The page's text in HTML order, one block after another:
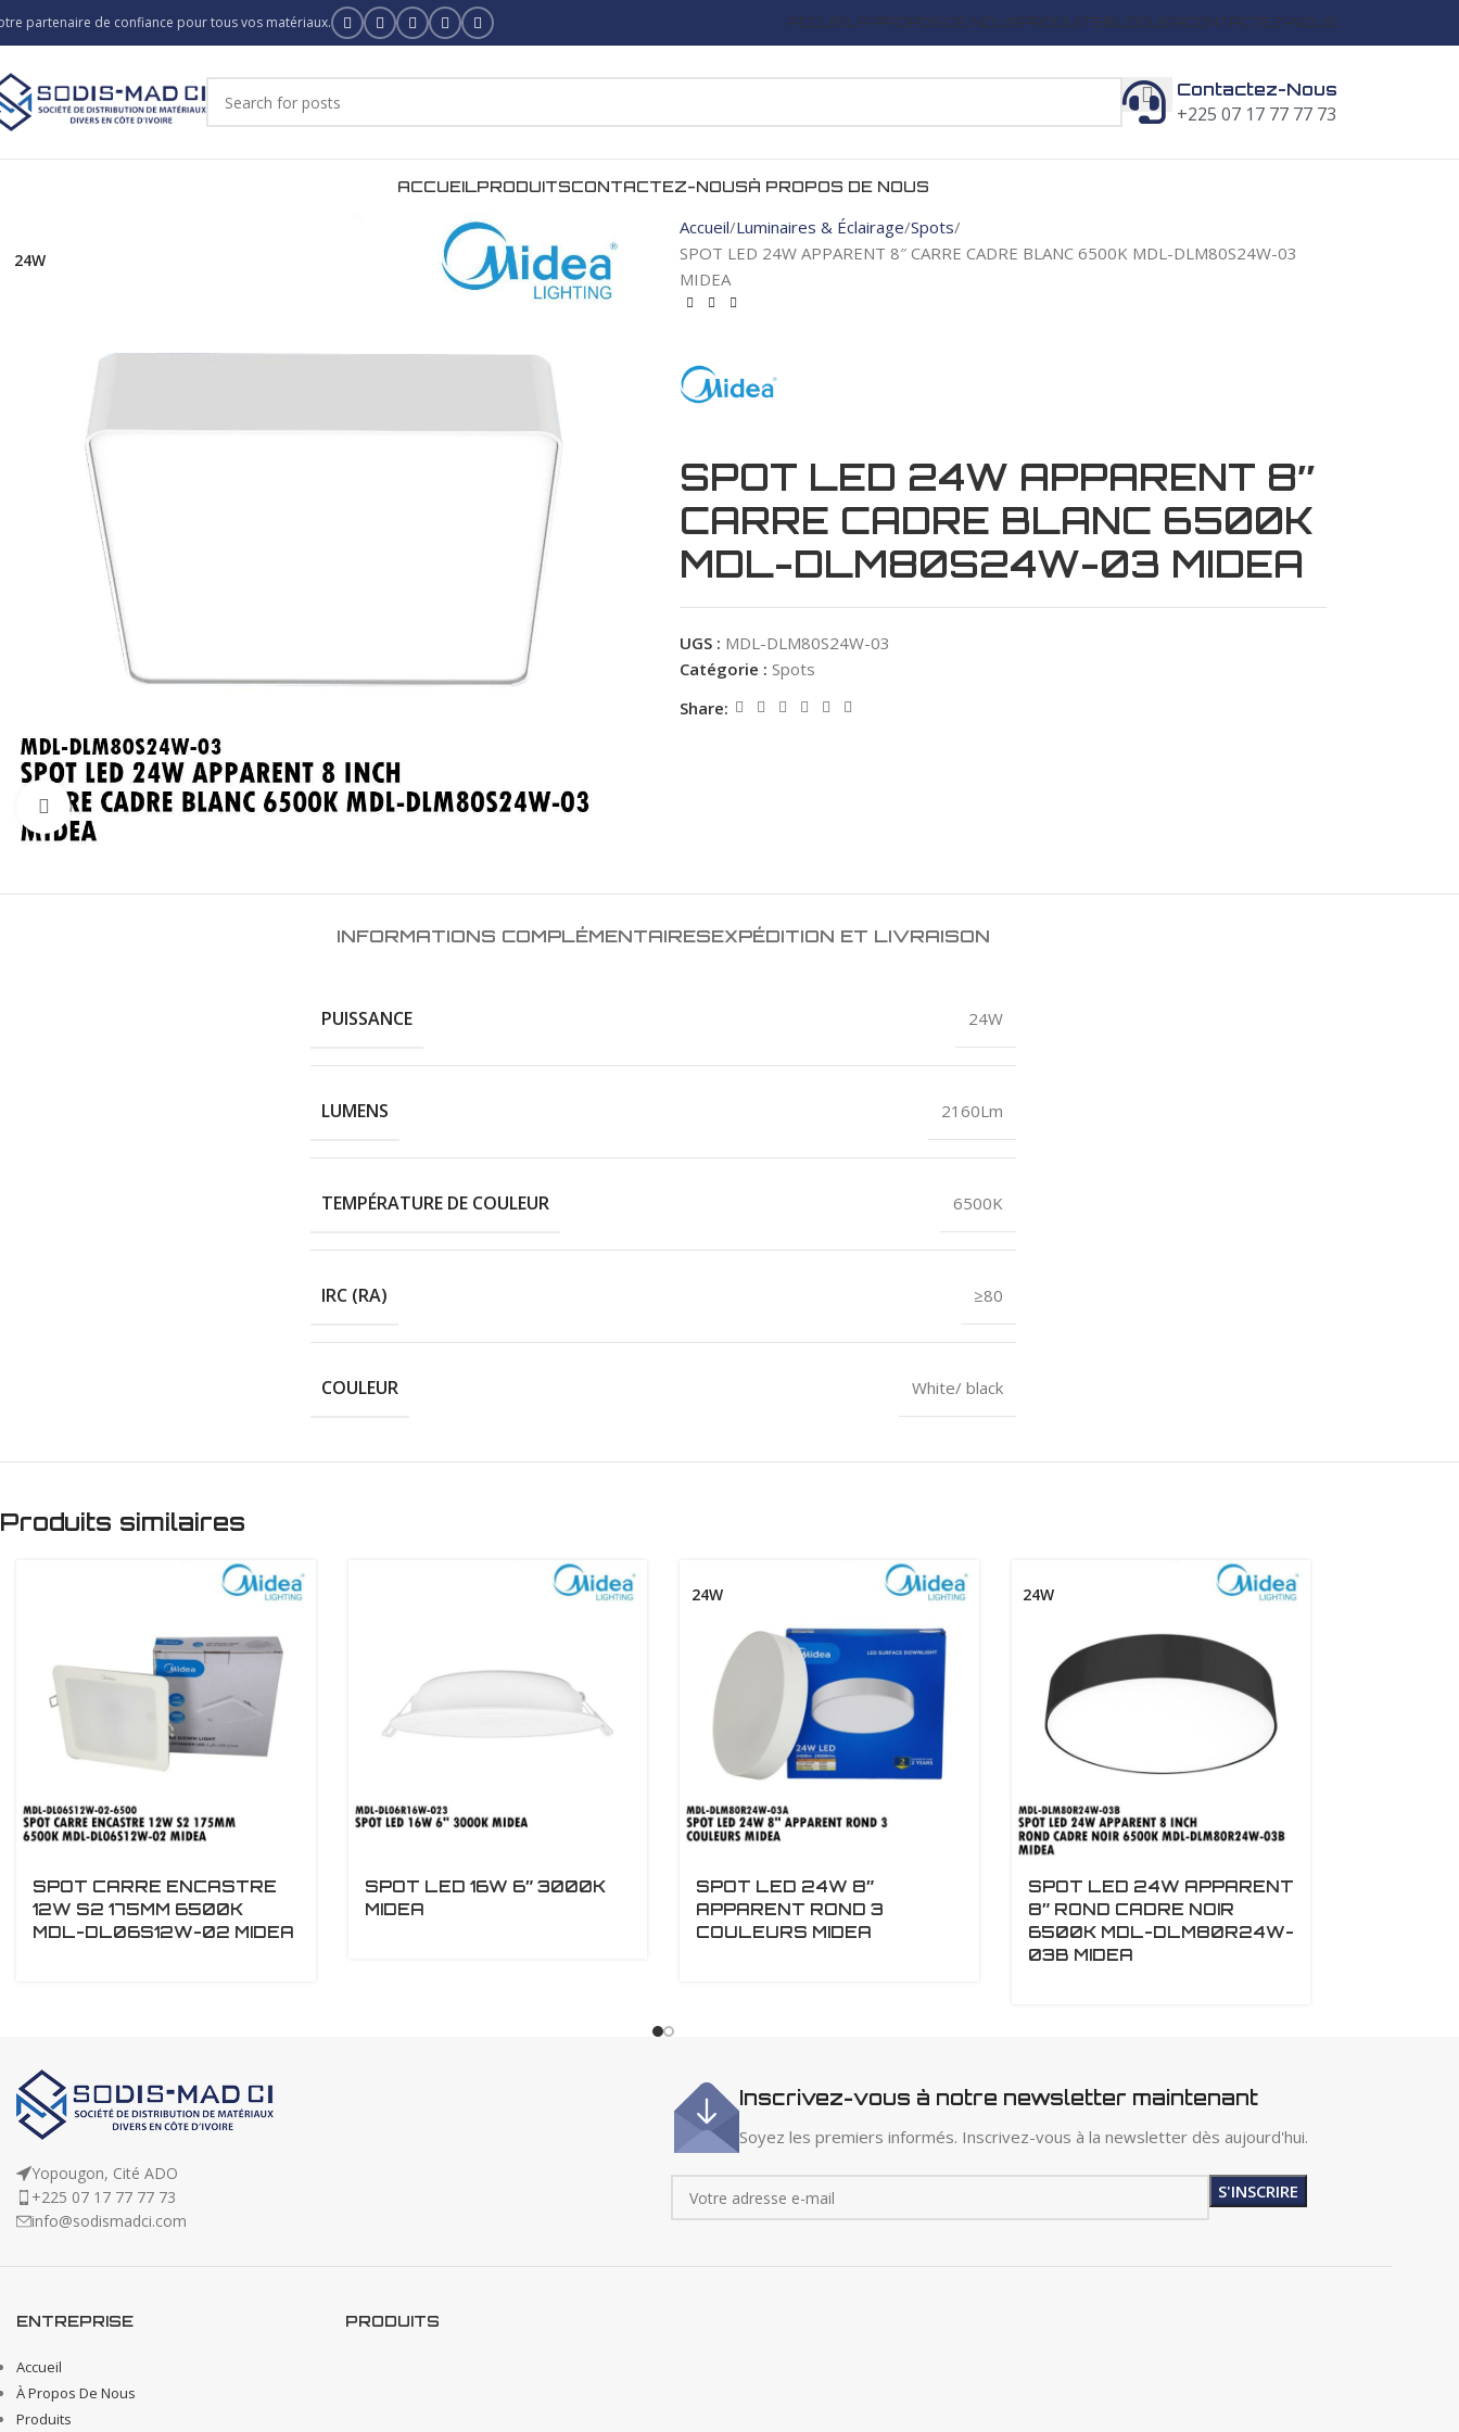
partenaire de confiance pour tous vos matériaux. ACCUEILÀ PROPOS DE NOUSPRODUITSBLOGUERCONTACTEZ-NOUS
Contactez-Nous
+225 07 17 77 77 73
ACCUEILPRODUITSCONTACTEZ-NOUSÀ PROPOS DE NOUS
24W
Click to enlarge
Accueil Luminaires & Éclairage Spots
SPOT LED 24W APPARENT 8″ CARRE CADRE BLANC 6500K MDL-DLM80S24W-03
MIDEA
SPOT LED 24W APPARENT 8″
CARRE CADRE BLANC 6500K
MDL-DLM80S24W-03 MIDEA
UGS : MDL-DLM80S24W-03
Catégorie : Spots
Share:
INFORMATIONS COMPLÉMENTAIRESEXPÉDITION ET LIVRAISON
PUISSANCE 24W
LUMENS 2160Lm
TEMPÉRATURE DE COULEUR 6500K
IRC (RA) ≥80
COULEUR White/ black
Produits similaires
SPOT CARRE ENCASTRE
12W S2 175MM 6500K
MDL-DL06S12W-02 MIDEA
SPOT LED 16W 6″ 3000K
MIDEA
24W
SPOT LED 24W 8″
APPARENT ROND 3
COULEURS MIDEA
24W
SPOT LED 24W APPARENT
8″ ROND CADRE NOIR
6500K MDL-DLM80R24W-
03B MIDEA
Yopougon, Cité ADO
+225 07 17 77 77 73
info@sodismadci.com
Inscrivez-vous à notre newsletter maintenant
Soyez les premiers informés. Inscrivez-vous à la newsletter dès aujourd'hui.
ENTREPRISE
Accueil
À Propos De Nous
Produits
PRODUITS